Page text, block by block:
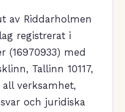
av Riddarholmen
registrerat i
(16970933) med
Tallinn 10117,
verksamhet,
och juridiska